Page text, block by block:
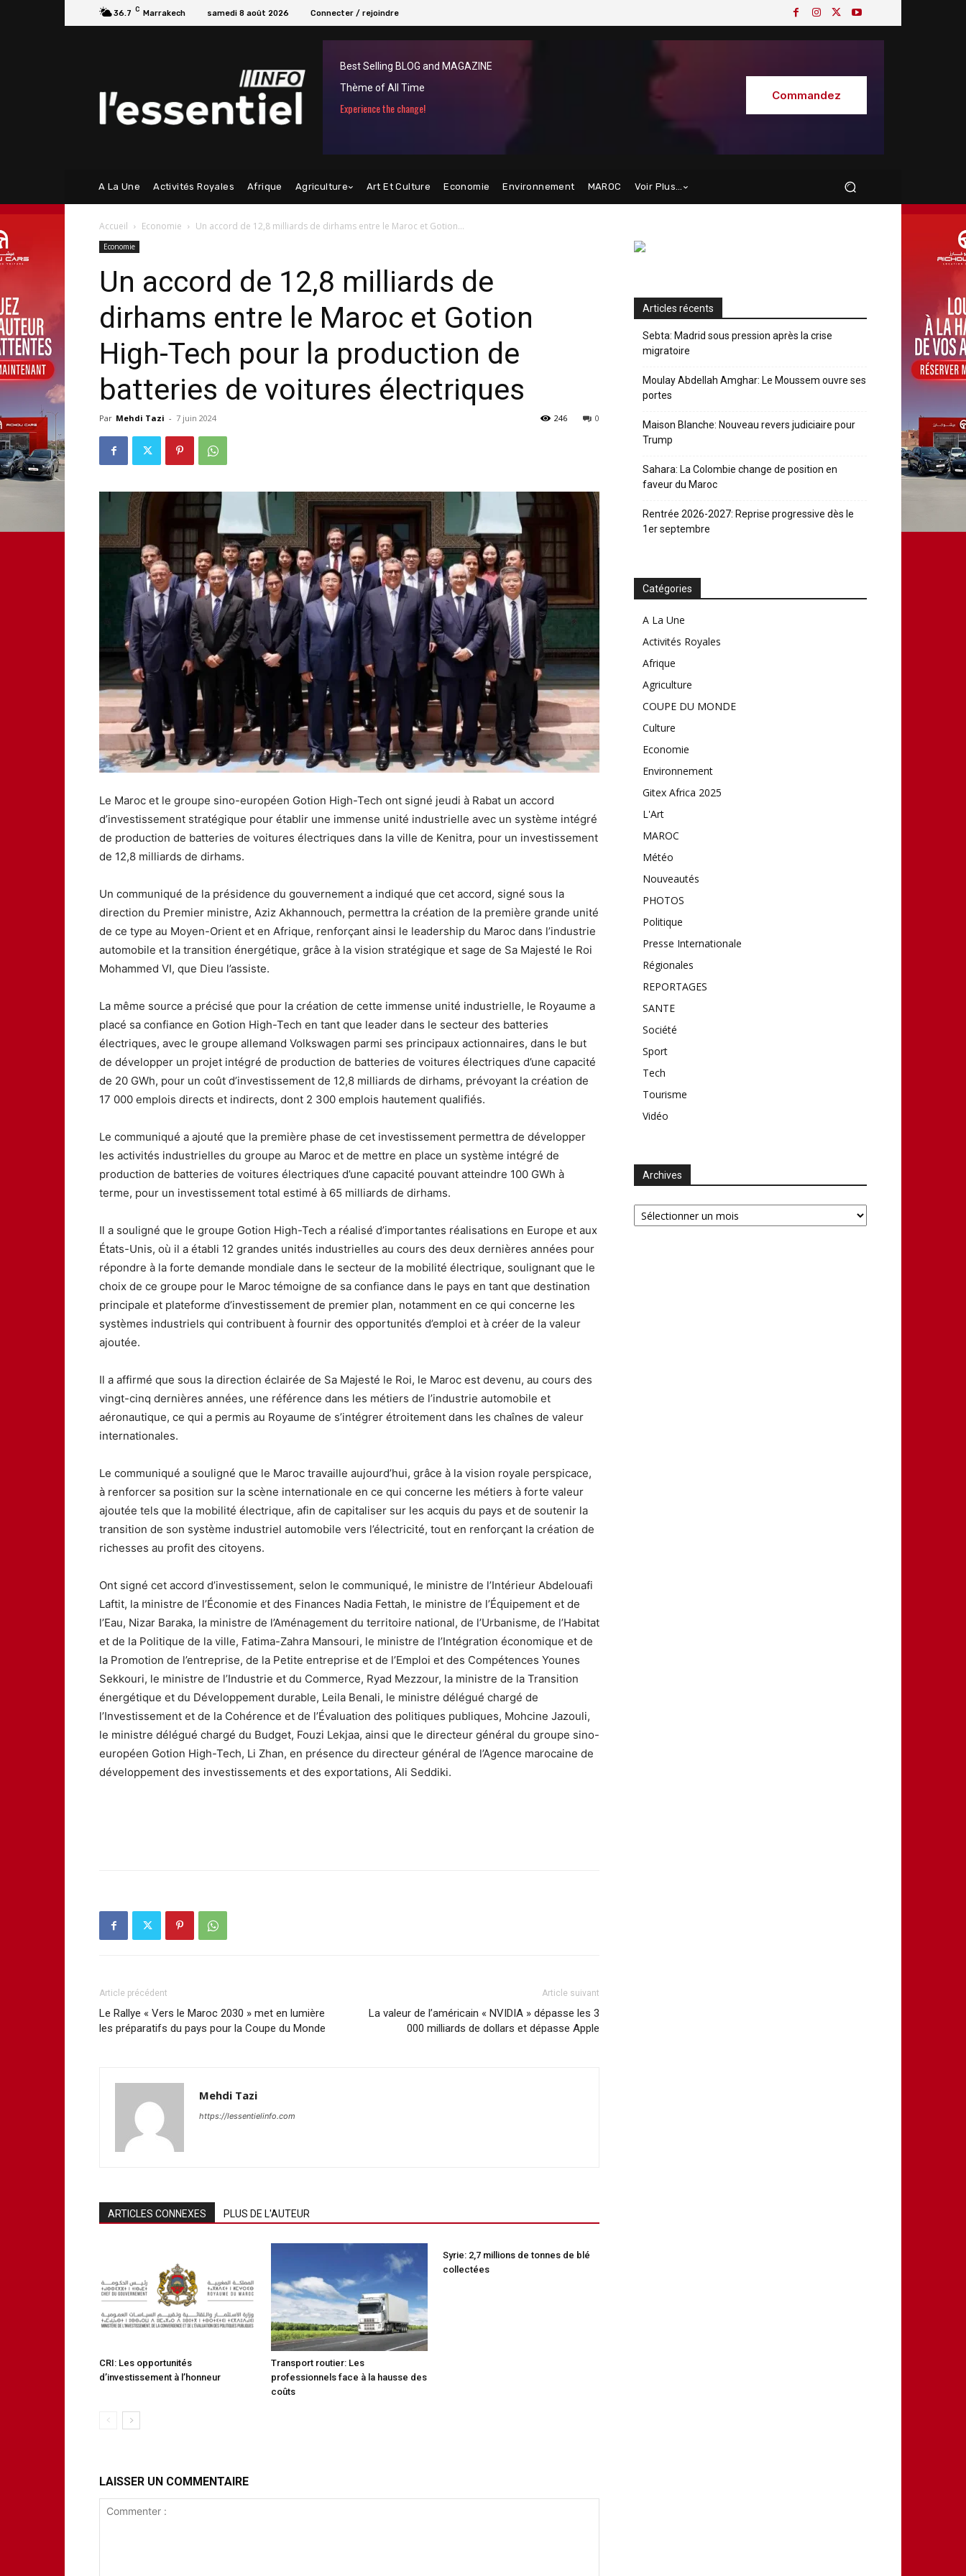
36.7 C Marrakech samedi 8 août 2026 Connecter / rejoindre
Best Selling BLOG and MAGAZINE
Thème of All Time
Experience the change!
Commandez
A La Une Activités Royales Afrique Agriculture Art Et Culture Economie Environnement MAROC Voir Plus…
Accueil Economie Un accord de 12,8 milliards de dirhams entre le Maroc et Gotion...
Economie
Un accord de 12,8 milliards de
dirhams entre le Maroc et Gotion
High-Tech pour la production de
batteries de voitures électriques
Par Mehdi Tazi - 7 juin 2024 0
246
Le Maroc et le groupe sino-européen Gotion High-Tech ont signé jeudi à Rabat un accord
d’investissement stratégique pour établir une immense unité industrielle avec un système intégré
de production de batteries de voitures électriques dans la ville de Kenitra, pour un investissement
de 12,8 milliards de dirhams.
Un communiqué de la présidence du gouvernement a indiqué que cet accord, signé sous la
direction du Premier ministre, Aziz Akhannouch, permettra la création de la première grande unité
de ce type au Moyen-Orient et en Afrique, renforçant ainsi le leadership du Maroc dans l’industrie
automobile et la transition énergétique, grâce à la vision stratégique et sage de Sa Majesté le Roi
Mohammed VI, que Dieu l’assiste.
La même source a précisé que pour la création de cette immense unité industrielle, le Royaume a
placé sa confiance en Gotion High-Tech en tant que leader dans le secteur des batteries
électriques, avec le groupe allemand Volkswagen parmi ses principaux actionnaires, dans le but
de développer un projet intégré de production de batteries de voitures électriques d’une capacité
de 20 GWh, pour un coût d’investissement de 12,8 milliards de dirhams, prévoyant la création de
17 000 emplois directs et indirects, dont 2 300 emplois hautement qualifiés.
Le communiqué a ajouté que la première phase de cet investissement permettra de développer
les activités industrielles du groupe au Maroc et de mettre en place un système intégré de
production de batteries de voitures électriques d’une capacité pouvant atteindre 100 GWh à
terme, pour un investissement total estimé à 65 milliards de dirhams.
Il a souligné que le groupe Gotion High-Tech a réalisé d’importantes réalisations en Europe et aux
États-Unis, où il a établi 12 grandes unités industrielles au cours des deux dernières années pour
répondre à la forte demande mondiale dans le secteur de la mobilité électrique, soulignant que le
choix de ce groupe pour le Maroc témoigne de sa confiance dans le pays en tant que destination
principale et plateforme d’investissement de premier plan, notamment en ce qui concerne les
systèmes industriels qui contribuent à fournir des opportunités d’emploi et à créer de la valeur
ajoutée.
Il a affirmé que sous la direction éclairée de Sa Majesté le Roi, le Maroc est devenu, au cours des
vingt-cinq dernières années, une référence dans les métiers de l’industrie automobile et
aéronautique, ce qui a permis au Royaume de s’intégrer étroitement dans les chaînes de valeur
internationales.
Le communiqué a souligné que le Maroc travaille aujourd’hui, grâce à la vision royale perspicace,
à renforcer sa position sur la scène internationale en ce qui concerne les métiers à forte valeur
ajoutée tels que la mobilité électrique, afin de capitaliser sur les acquis du pays et de soutenir la
transition de son système industriel automobile vers l’électricité, tout en renforçant la création de
richesses au profit des citoyens.
Ont signé cet accord d’investissement, selon le communiqué, le ministre de l’Intérieur Abdelouafi
Laftit, la ministre de l’Économie et des Finances Nadia Fettah, le ministre de l’Équipement et de
l’Eau, Nizar Baraka, la ministre de l’Aménagement du territoire national, de l’Urbanisme, de l’Habitat
et de la Politique de la ville, Fatima-Zahra Mansouri, le ministre de l’Intégration économique et de
la Promotion de l’entreprise, de la Petite entreprise et de l’Emploi et des Compétences Younes
Sekkouri, le ministre de l’Industrie et du Commerce, Ryad Mezzour, la ministre de la Transition
énergétique et du Développement durable, Leila Benali, le ministre délégué chargé de
l’Investissement et de la Cohérence et de l’Évaluation des politiques publiques, Mohcine Jazouli,
le ministre délégué chargé du Budget, Fouzi Lekjaa, ainsi que le directeur général du groupe sino-
européen Gotion High-Tech, Li Zhan, en présence du directeur général de l’Agence marocaine de
développement des investissements et des exportations, Ali Seddiki.
Article précédent
Le Rallye « Vers le Maroc 2030 » met en lumière
les préparatifs du pays pour la Coupe du Monde
Article suivant
La valeur de l’américain « NVIDIA » dépasse les 3
000 milliards de dollars et dépasse Apple
Mehdi Tazi
https://lessentielinfo.com
ARTICLES CONNEXES PLUS DE L'AUTEUR
CRI: Les opportunités
d’investissement à l’honneur
Transport routier: Les
professionnels face à la hausse des
coûts
Syrie: 2,7 millions de tonnes de blé
collectées
LAISSER UN COMMENTAIRE
Articles récents
Sebta: Madrid sous pression après la crise
migratoire
Moulay Abdellah Amghar: Le Moussem ouvre ses
portes
Maison Blanche: Nouveau revers judiciaire pour
Trump
Sahara: La Colombie change de position en
faveur du Maroc
Rentrée 2026-2027: Reprise progressive dès le
1er septembre
Catégories
A La Une
Activités Royales
Afrique
Agriculture
COUPE DU MONDE
Culture
Economie
Environnement
Gitex Africa 2025
L'Art
MAROC
Météo
Nouveautés
PHOTOS
Politique
Presse Internationale
Régionales
REPORTAGES
SANTE
Société
Sport
Tech
Tourisme
Vidéo
Archives
Archives